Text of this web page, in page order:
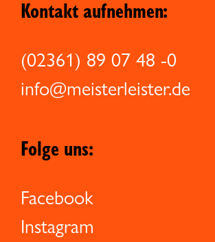
Kontakt aufnehmen:
(02361) 89 07 48 -0
info@meisterleister.de
Folge uns:
Facebook
Instagram